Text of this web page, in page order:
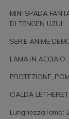
MINI SPADA
DI TENGEN UZUI
SERIE ANIME
LAMA IN ACCIAIO
PROTEZIONE,
CIALDA
Lunghezza lama: